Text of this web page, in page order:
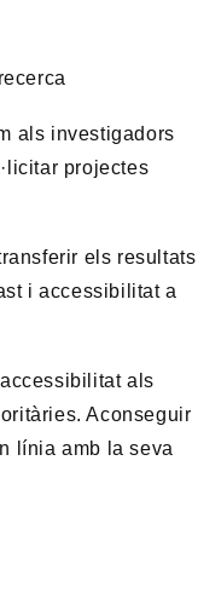
als investigadors
projectes
els resultats
i accessibilitat a
als
Aconseguir
línia amb la seva